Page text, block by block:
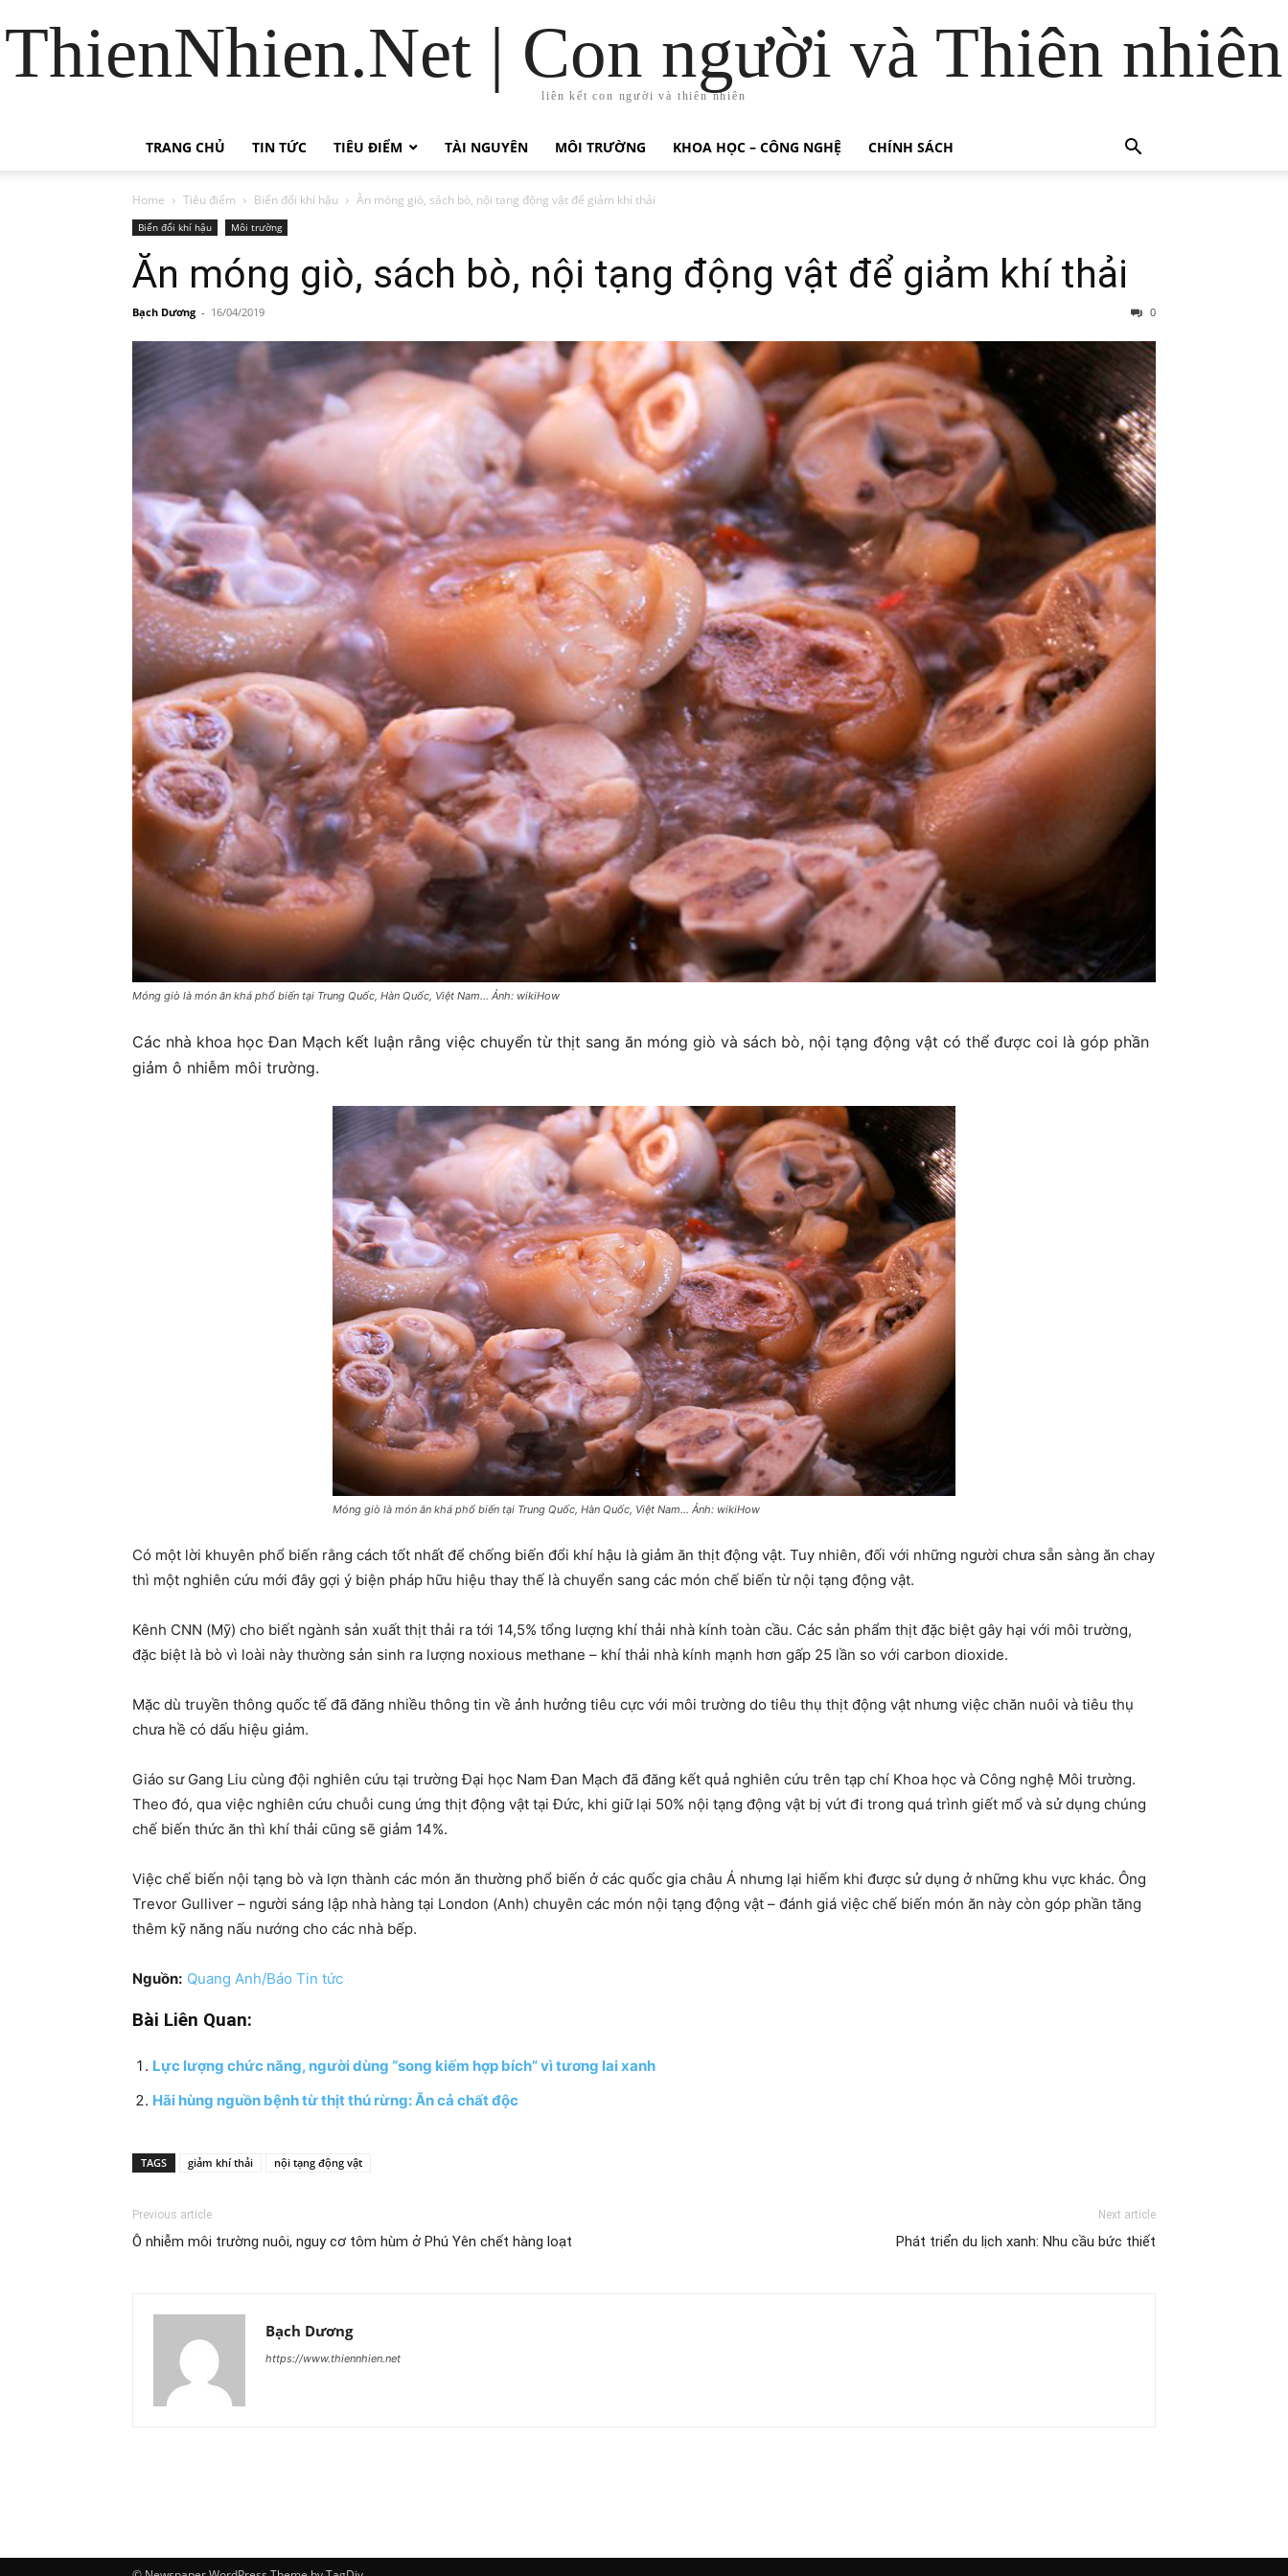
ThienNhien.Net | Con người và Thiên nhiên
liên kết con người và thiên nhiên
TRANG CHỦ TIN TỨC TIÊU ĐIỂM TÀI NGUYÊN MÔI TRƯỜNG KHOA HỌC – CÔNG NGHỆ CHÍNH SÁCH
Home Tiêu điểm Biến đổi khí hậu Ăn móng giò, sách bò, nội tạng động vật để giảm khí thải
Biến đổi khí hậu Môi trường
Ăn móng giò, sách bò, nội tạng động vật để giảm khí thải
Bạch Dương - 16/04/2019 0
Móng giò là món ăn khá phổ biến tại Trung Quốc, Hàn Quốc, Việt Nam... Ảnh: wikiHow
Các nhà khoa học Đan Mạch kết luận rằng việc chuyển từ thịt sang ăn móng giò và sách bò, nội tạng động vật có thể được coi là góp phần
giảm ô nhiễm môi trường.
Móng giò là món ăn khá phổ biến tại Trung Quốc, Hàn Quốc, Việt Nam… Ảnh: wikiHow
Có một lời khuyên phổ biến rằng cách tốt nhất để chống biến đổi khí hậu là giảm ăn thịt động vật. Tuy nhiên, đối với những người chưa sẵn sàng ăn chay
thì một nghiên cứu mới đây gợi ý biện pháp hữu hiệu thay thế là chuyển sang các món chế biến từ nội tạng động vật.
Kênh CNN (Mỹ) cho biết ngành sản xuất thịt thải ra tới 14,5% tổng lượng khí thải nhà kính toàn cầu. Các sản phẩm thịt đặc biệt gây hại với môi trường,
đặc biệt là bò vì loài này thường sản sinh ra lượng noxious methane – khí thải nhà kính mạnh hơn gấp 25 lần so với carbon dioxide.
Mặc dù truyền thông quốc tế đã đăng nhiều thông tin về ảnh hưởng tiêu cực với môi trường do tiêu thụ thịt động vật nhưng việc chăn nuôi và tiêu thụ
chưa hề có dấu hiệu giảm.
Giáo sư Gang Liu cùng đội nghiên cứu tại trường Đại học Nam Đan Mạch đã đăng kết quả nghiên cứu trên tạp chí Khoa học và Công nghệ Môi trường.
Theo đó, qua việc nghiên cứu chuỗi cung ứng thịt động vật tại Đức, khi giữ lại 50% nội tạng động vật bị vứt đi trong quá trình giết mổ và sử dụng chúng
chế biến thức ăn thì khí thải cũng sẽ giảm 14%.
Việc chế biến nội tạng bò và lợn thành các món ăn thường phổ biến ở các quốc gia châu Á nhưng lại hiếm khi được sử dụng ở những khu vực khác. Ông
Trevor Gulliver – người sáng lập nhà hàng tại London (Anh) chuyên các món nội tạng động vật – đánh giá việc chế biến món ăn này còn góp phần tăng
thêm kỹ năng nấu nướng cho các nhà bếp.
Nguồn: Quang Anh/Báo Tin tức
Bài Liên Quan:
Lực lượng chức năng, người dùng “song kiếm hợp bích” vì tương lai xanh
Hãi hùng nguồn bệnh từ thịt thú rừng: Ăn cả chất độc
TAGS giảm khí thải nội tạng động vật
Previous article
Ô nhiễm môi trường nuôi, nguy cơ tôm hùm ở Phú Yên chết hàng loạt
Next article
Phát triển du lịch xanh: Nhu cầu bức thiết
Bạch Dương
https://www.thiennhien.net